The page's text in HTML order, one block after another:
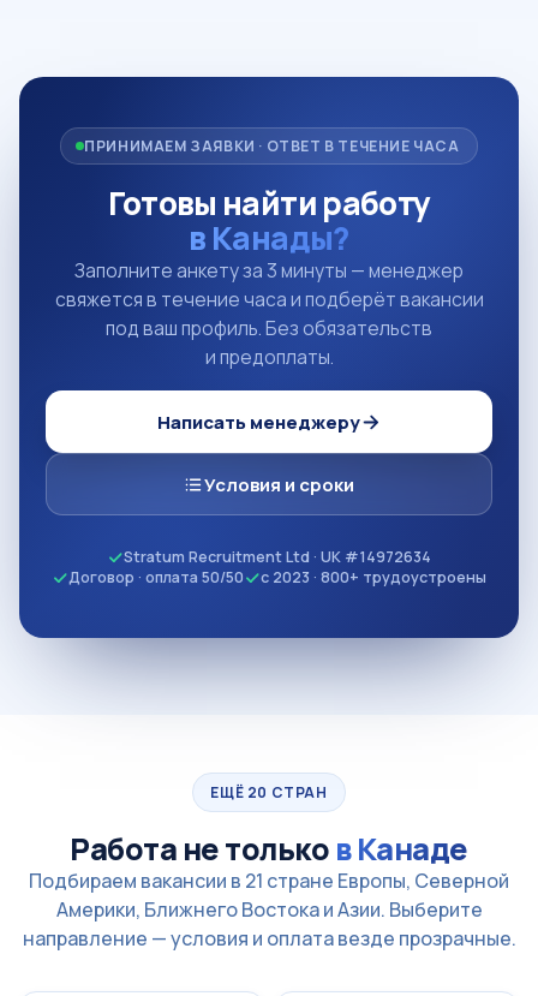
ПРИНИМАЕМ ЗАЯВКИ · ОТВЕТ В ТЕЧЕНИЕ ЧАСА
Готовы найти работу
в Канады?
Заполните анкету за 3 минуты — менеджер
свяжется в течение часа и подберёт вакансии
под ваш профиль. Без обязательств
и предоплаты.
Написать менеджеру
Условия и сроки
Stratum Recruitment Ltd · UK #14972634
Договор · оплата 50/50
с 2023 · 800+ трудоустроены
ЕЩЁ 20 СТРАН
Работа не только в Канаде
Подбираем вакансии в 21 стране Европы, Северной
Америки, Ближнего Востока и Азии. Выберите
направление — условия и оплата везде прозрачные.